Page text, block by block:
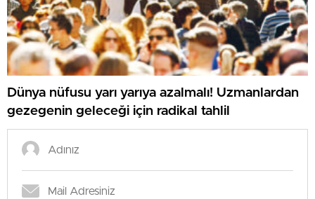
Dünya nüfusu yarı yarıya azalmalı! Uzmanlardan
gezegenin geleceği için radikal tahlil